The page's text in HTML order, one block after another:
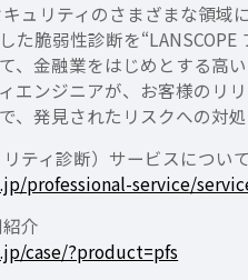
ュリティのさまざまな領
た脆弱性診断を
、金融業をはじめとする高
エンジニアが、お客様のリ
、発見されたリスクへの対処
ティ診断）サービスについて
professional-service/
介
case/?product=pfs